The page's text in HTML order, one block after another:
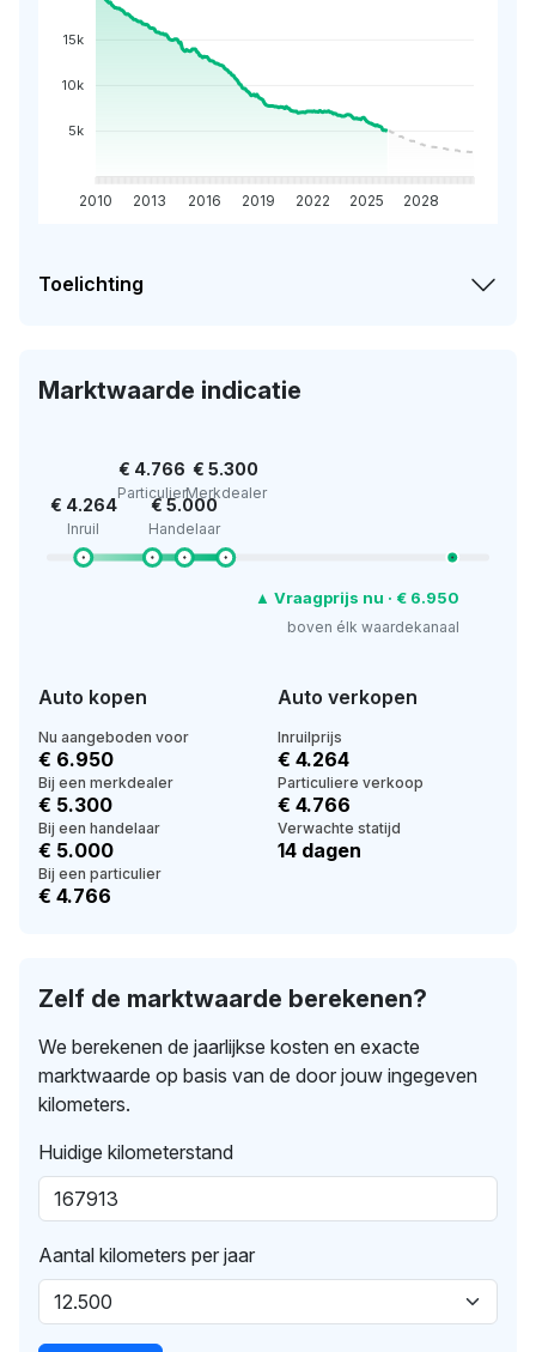
15k
10k
5k
2010 2013 2016 2019 2022 2025 2028
Toelichting
Marktwaarde indicatie
€ 4.264
Inruil
€ 4.766
Particulier
€ 5.000
Handelaar
€ 5.300
Merkdealer
▲ Vraagprijs nu · € 6.950
boven élk waardekanaal
Auto kopen
Nu aangeboden voor
€ 6.950
Bij een merkdealer
€ 5.300
Bij een handelaar
€ 5.000
Bij een particulier
€ 4.766
Auto verkopen
Inruilprijs
€ 4.264
Particuliere verkoop
€ 4.766
Verwachte statijd
14 dagen
Zelf de marktwaarde berekenen?
We berekenen de jaarlijkse kosten en exacte
marktwaarde op basis van de door jouw ingegeven
kilometers.
Huidige kilometerstand
Aantal kilometers per jaar